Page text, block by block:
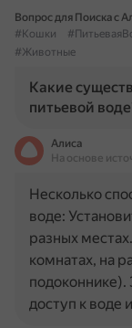
Вопрос для Поиска с
#Кошки
#Животные
Какие
питьевой
Алиса
На основе
Несколько
воде:
разных
комнатах, на
подоконнике).
доступ к воде